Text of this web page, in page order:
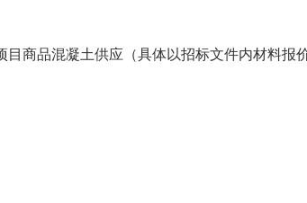
商品混凝土供应（具体以招标文件内材料报